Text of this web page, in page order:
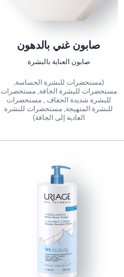
صابون غني بالدهون
صابون العناية بالبشرة
(مستحضرات للبشرة الحساسة,
مستحضرات للبشرة الجافة, مستحضرات
للبشرة شديدة الجفاف , مستحضرات
للبشرة المتهيجة, مستحضرات للبشرة
العادية إلى الجافة)